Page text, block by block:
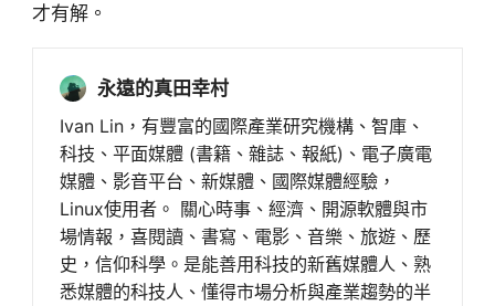
才有解。
永遠的真田幸村
Ivan Lin，有豐富的國際產業研究機構、智庫、
科技、平面媒體 (書籍、雜誌、報紙)、電子廣電
媒體、影音平台、新媒體、國際媒體經驗，
Linux使用者。 關心時事、經濟、開源軟體與市
場情報，喜閱讀、書寫、電影、音樂、旅遊、歷
史，信仰科學。是能善用科技的新舊媒體人、熟
悉媒體的科技人、懂得市場分析與產業趨勢的半